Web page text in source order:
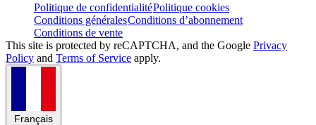
Politique de confidentialitéPolitique cookies
Conditions généralesConditions d’abonnement
Conditions de vente
This site is protected by reCAPTCHA, and the Google Privacy
Policy and Terms of Service apply.
Français